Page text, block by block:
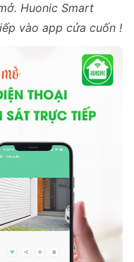
Huonic Smart
vào app cửa cuốn !